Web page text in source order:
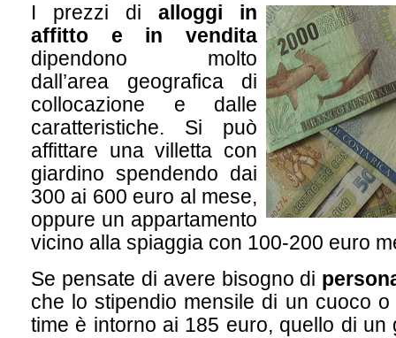
I prezzi di alloggi in
affitto e in vendita
dipendono molto
dall’area geografica di
collocazione e dalle
caratteristiche. Si può
affittare una villetta con
giardino spendendo dai
300 ai 600 euro al mese,
oppure un appartamento
vicino alla spiaggia con 100-200 euro
Se pensate di avere bisogno di
che lo stipendio mensile di un cuoco
time è intorno ai 185 euro, quello di un